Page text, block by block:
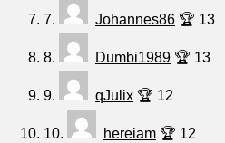
7. Johannes86 🏆 13
8. Dumbi1989 🏆 13
9. qJulix 🏆 12
10. hereiam 🏆 12